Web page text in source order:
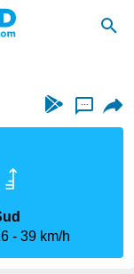
...
39 km/h